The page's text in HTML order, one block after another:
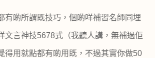
有啲所謂既技巧，個啲咩補習名師同埋
文言神技5678式（我聽人講，無補過佢
得用就點都有啲用既，不過其實你做50